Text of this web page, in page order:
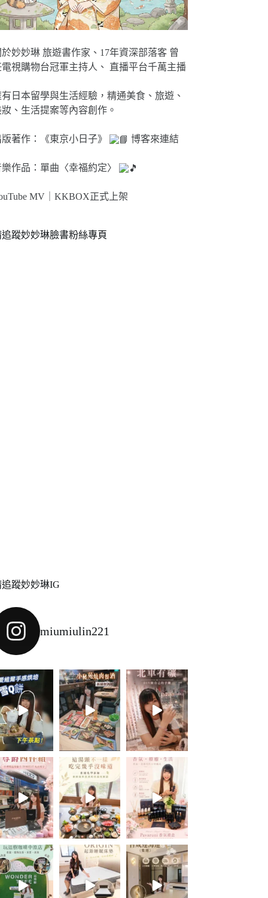
妙妙琳 旅遊書作家、17年資深部落客 曾
電視購物台冠軍主持人、 直播平台千萬主播
日本留學與生活經驗，精通美食、旅遊、
、生活提案等內容創作。
著作：《東京小日子》 博客來連結
作品：單曲〈幸福約定〉
MV｜KKBOX正式上架
追蹤妙妙琳臉書粉絲專頁
追蹤妙妙琳IG
miumiulin221